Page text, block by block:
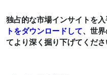
独占的な市場インサイトを
トをダウンロードして、世
てより深く掘り下げてくださ